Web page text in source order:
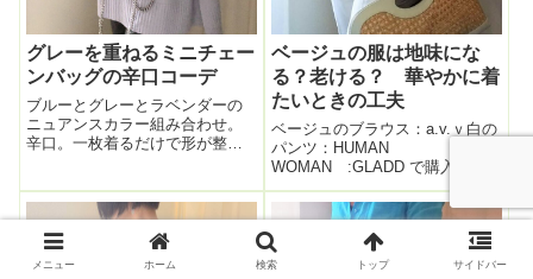
グレーを重ねるミニチェー
ンバッグの辛口コーデ
ブルーとグレーとラベンダーの
ニュアンスカラー組み合わせ。
辛口。一枚着るだけで形が整う
ー。・ピアス：Creemaで・ター
コイズ指輪：マグノリアメイ
ト ・白い指輪：アバスクデザ
イン足も...
ベージュの服は地味にな
る？老ける？ 華やかに着
たいときの工夫
ベージュのブラウス：a.v.ｖ白の
パンツ：HUMAN
WOMAN :GLADD で購入バッ
グ：PELLICOサンダル：モード
エジャコモ本日、私の得意分
野、ベージュ＋白のコーデ。
HUMAN WOMANのパンツは、
ゆったりとしつつもキリっとし
メニュー ホーム 検索 トップ サイドバー